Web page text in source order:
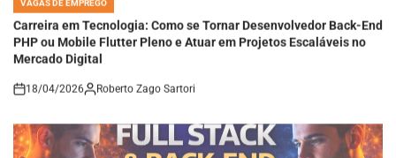
Carreira em Tecnologia: Como se Tornar Desenvolvedor Back-End
PHP ou Mobile Flutter Pleno e Atuar em Projetos Escaláveis no
Mercado Digital
on